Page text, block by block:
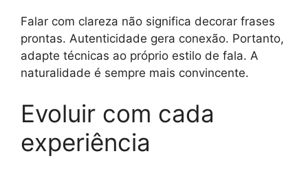
Falar com clareza não significa decorar frases
prontas. Autenticidade gera conexão. Portanto,
adapte técnicas ao próprio estilo de fala. A
naturalidade é sempre mais convincente.
Evoluir com cada
experiência